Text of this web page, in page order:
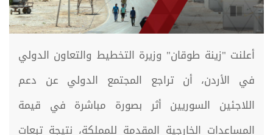
أعلنت "زينة طوقان" وزيرة التخطيط والتعاون الدولي
في الأردن، أن تراجع المجتمع الدولي عن دعم
اللاجئين السوريين أثر بصورة مباشرة في قيمة
المساعدات الخارجية المقدمة للمملكة، نتيجة تبعات